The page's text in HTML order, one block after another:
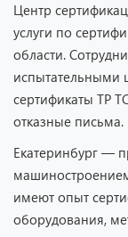
Центр
услуги по
области.
испытательными
сертификаты ТР
отказные письма.
Екатеринбург —
имеют опыт
оборудования,